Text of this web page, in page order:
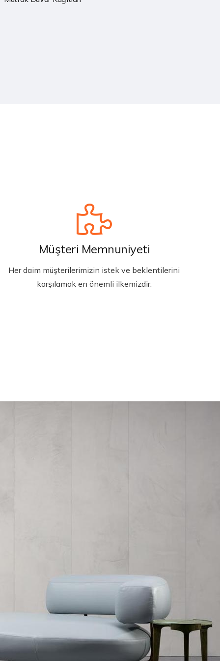
Müşteri Memnuniyeti
Her daim müşterilerimizin istek ve beklentilerini
karşılamak en önemli ilkemizdir.